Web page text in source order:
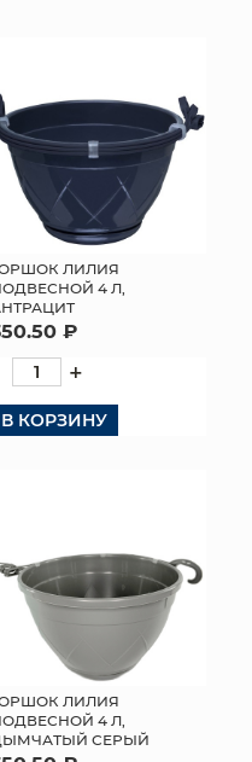
ЛИЛИЯ
4 Л,
₽
+
В КОРЗИНУ
ЛИЛИЯ
4 Л,
СЕРЫЙ